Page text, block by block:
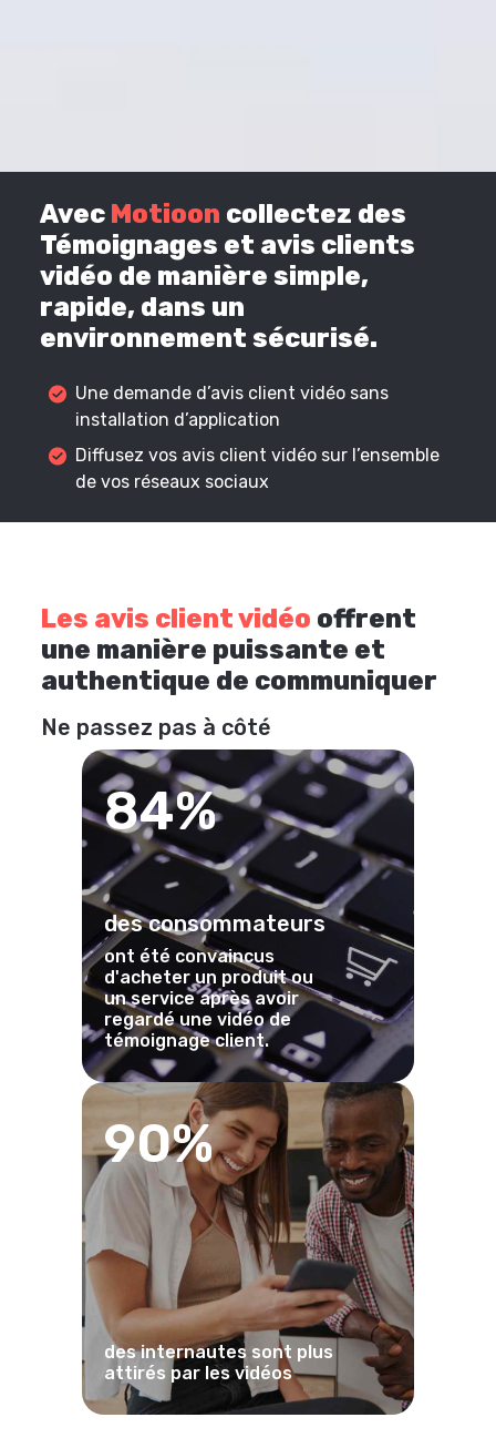
Avec Motioon collectez des
Témoignages et avis clients
vidéo de manière simple,
rapide, dans un
environnement sécurisé.
Une demande d’avis client vidéo sans
installation d’application
Diffusez vos avis client vidéo sur l’ensemble
de vos réseaux sociaux
Les avis client vidéo offrent
une manière puissante et
authentique de communiquer
Ne passez pas à côté
84%
des consommateurs
ont été convaincus
d'acheter un produit ou
un service après avoir
regardé une vidéo de
témoignage client.
90%
des internautes sont plus
attirés par les vidéos